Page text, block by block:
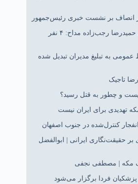
انصاف بر نشست خبری رئیس‌جمهور
آخرین خبر از پرونده‌ی قتل حمیدرضا رجب‌زاده مداح: ۴ نفر
به تبلیغ مدیران تبدیل شده
تاجیک
و چطور به قتل رسید؟
تهدیدی برای ایران نیست
کنترل‌شده در جنوب اصفهان
بر حقیقت‌نگاری ایرانی | ابوالفضل
مکه | مصطفی نجفی
فردا برگزار می‌شود